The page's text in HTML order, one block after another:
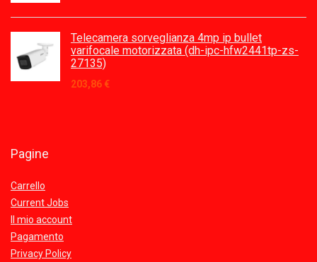
Telecamera sorveglianza 4mp ip bullet
varifocale motorizzata (dh-ipc-hfw2441tp-zs-
27135)
203,86 €
Pagine
Carrello
Current Jobs
Il mio account
Pagamento
Privacy Policy